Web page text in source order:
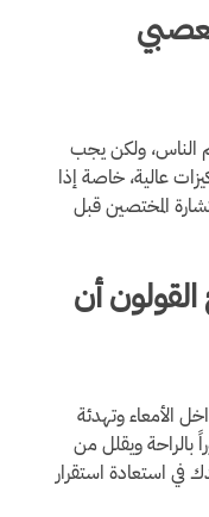
الناس، ولكن يجب
عالية، خاصة إذا
المختصين قبل
أن
الأمعاء وتهدئة
ويقلل من
في استعادة استقرار